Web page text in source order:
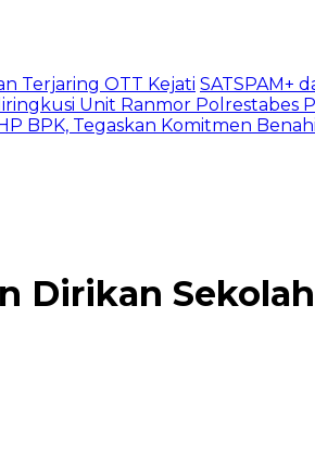
Terjaring OTT Kejati SATSPAM+
Unit Ranmor Polrestabes
BPK, Tegaskan Komitmen
Dirikan